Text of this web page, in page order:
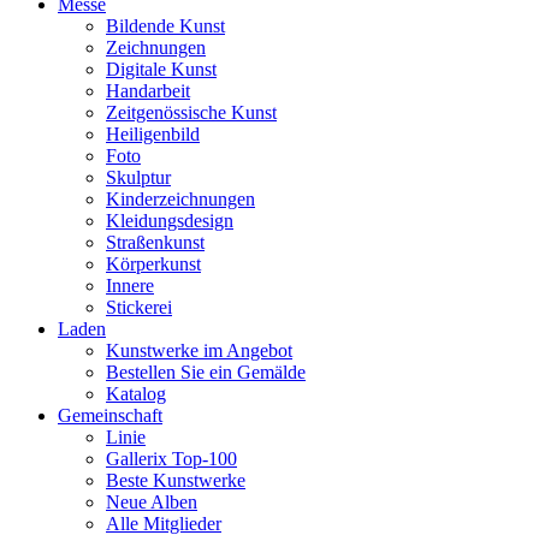
Messe
Bildende Kunst
Zeichnungen
Digitale Kunst
Handarbeit
Zeitgenössische Kunst
Heiligenbild
Foto
Skulptur
Kinderzeichnungen
Kleidungsdesign
Straßenkunst
Körperkunst
Innere
Stickerei
Laden
Kunstwerke im Angebot
Bestellen Sie ein Gemälde
Katalog
Gemeinschaft
Linie
Gallerix Top-100
Beste Kunstwerke
Neue Alben
Alle Mitglieder